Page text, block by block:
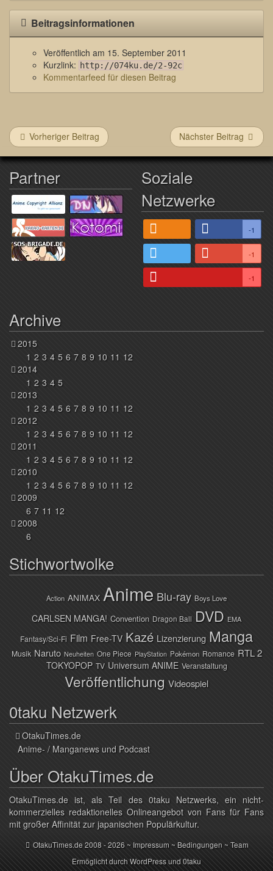
Beitragsinformationen
Veröffentlich am 15. September 2011
Kurzlink: http://074ku.de/2-92c
Kommentarfeed für diesen Beitrag
Vorheriger Beitrag Nächster Beitrag
Partner
Soziale
Netzwerke
-1
-1
-1
Archive
2015
1 2 3 4 5 6 7 8 9 10 11 12
2014
1 2 3 4 5
2013
1 2 3 4 5 6 7 8 9 10 11 12
2012
1 2 3 4 5 6 7 8 9 10 11 12
2011
1 2 3 4 5 6 7 8 9 10 11 12
2010
1 2 3 4 5 6 7 8 9 10 11 12
2009
6 7 11 12
2008
6
Stichwortwolke
Action ANIMAX Anime Blu-ray Boys Love
CARLSEN MANGA! Convention Dragon Ball DVD EMA
Fantasy/Sci-Fi Film Free-TV Kazé Lizenzierung Manga
Musik Naruto Neuheiten One Piece PlayStation Pokémon Romance RTL 2
TOKYOPOP TV Universum ANIME Veranstaltung
Veröffentlichung Videospiel
0taku Netzwerk
OtakuTimes.de
Anime- / Manganews und Podcast
Über OtakuTimes.de
OtakuTimes.de ist, als Teil des 0taku Netzwerks, ein nicht-
kommerzielles redaktionelles Onlineangebot von Fans für Fans
mit großer Affinität zur japanischen Populärkultur.
OtakuTimes.de2008 - 2026 ~ Impressum ~ Bedingungen ~Team
Ermöglicht durchWordPressund0taku